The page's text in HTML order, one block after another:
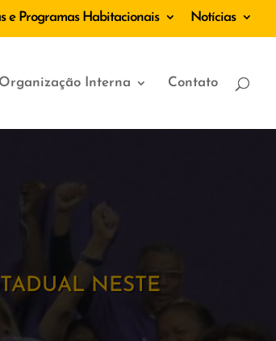
e Programas Habitacionais Notícias
Organização Interna Contato
NESTE